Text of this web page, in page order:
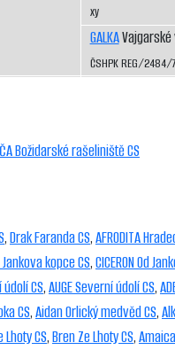
xy
GALKAVajgarské
ČSHPK REG/2484/
Božidarské rašeliniště CS
,Drak Faranda CS,AFRODITA
Jankova kopce CS,CICERON Od
údolí CS,AUGE Severní údolí CS,
CS,Aidan Orlický medvěd CS,
Lhoty CS,Bren Ze Lhoty CS,